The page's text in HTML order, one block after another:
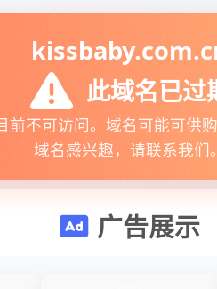
此域名已过
前不可访问。域名可能可供
域名感兴趣，请联系我们
广告展示